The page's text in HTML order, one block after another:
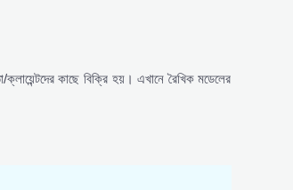
কাছে বিক্রি হয়। এখানে রৈখিক মডেলের